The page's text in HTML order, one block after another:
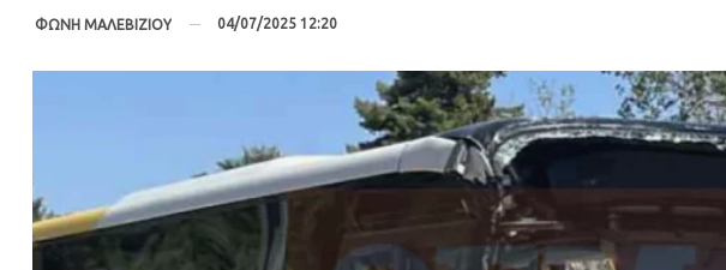
ΦΩΝΗ ΜΑΛΕΒΙΖΙΟΥ 04/07/2025 12:20